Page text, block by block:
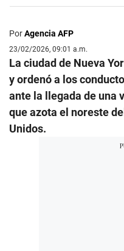
PorAgencia AFP
23/02/2026, 09:01 a.m.
La ciudad de Nueva
y ordenó a los
ante la llegada de una
que azota el noreste
Unidos.